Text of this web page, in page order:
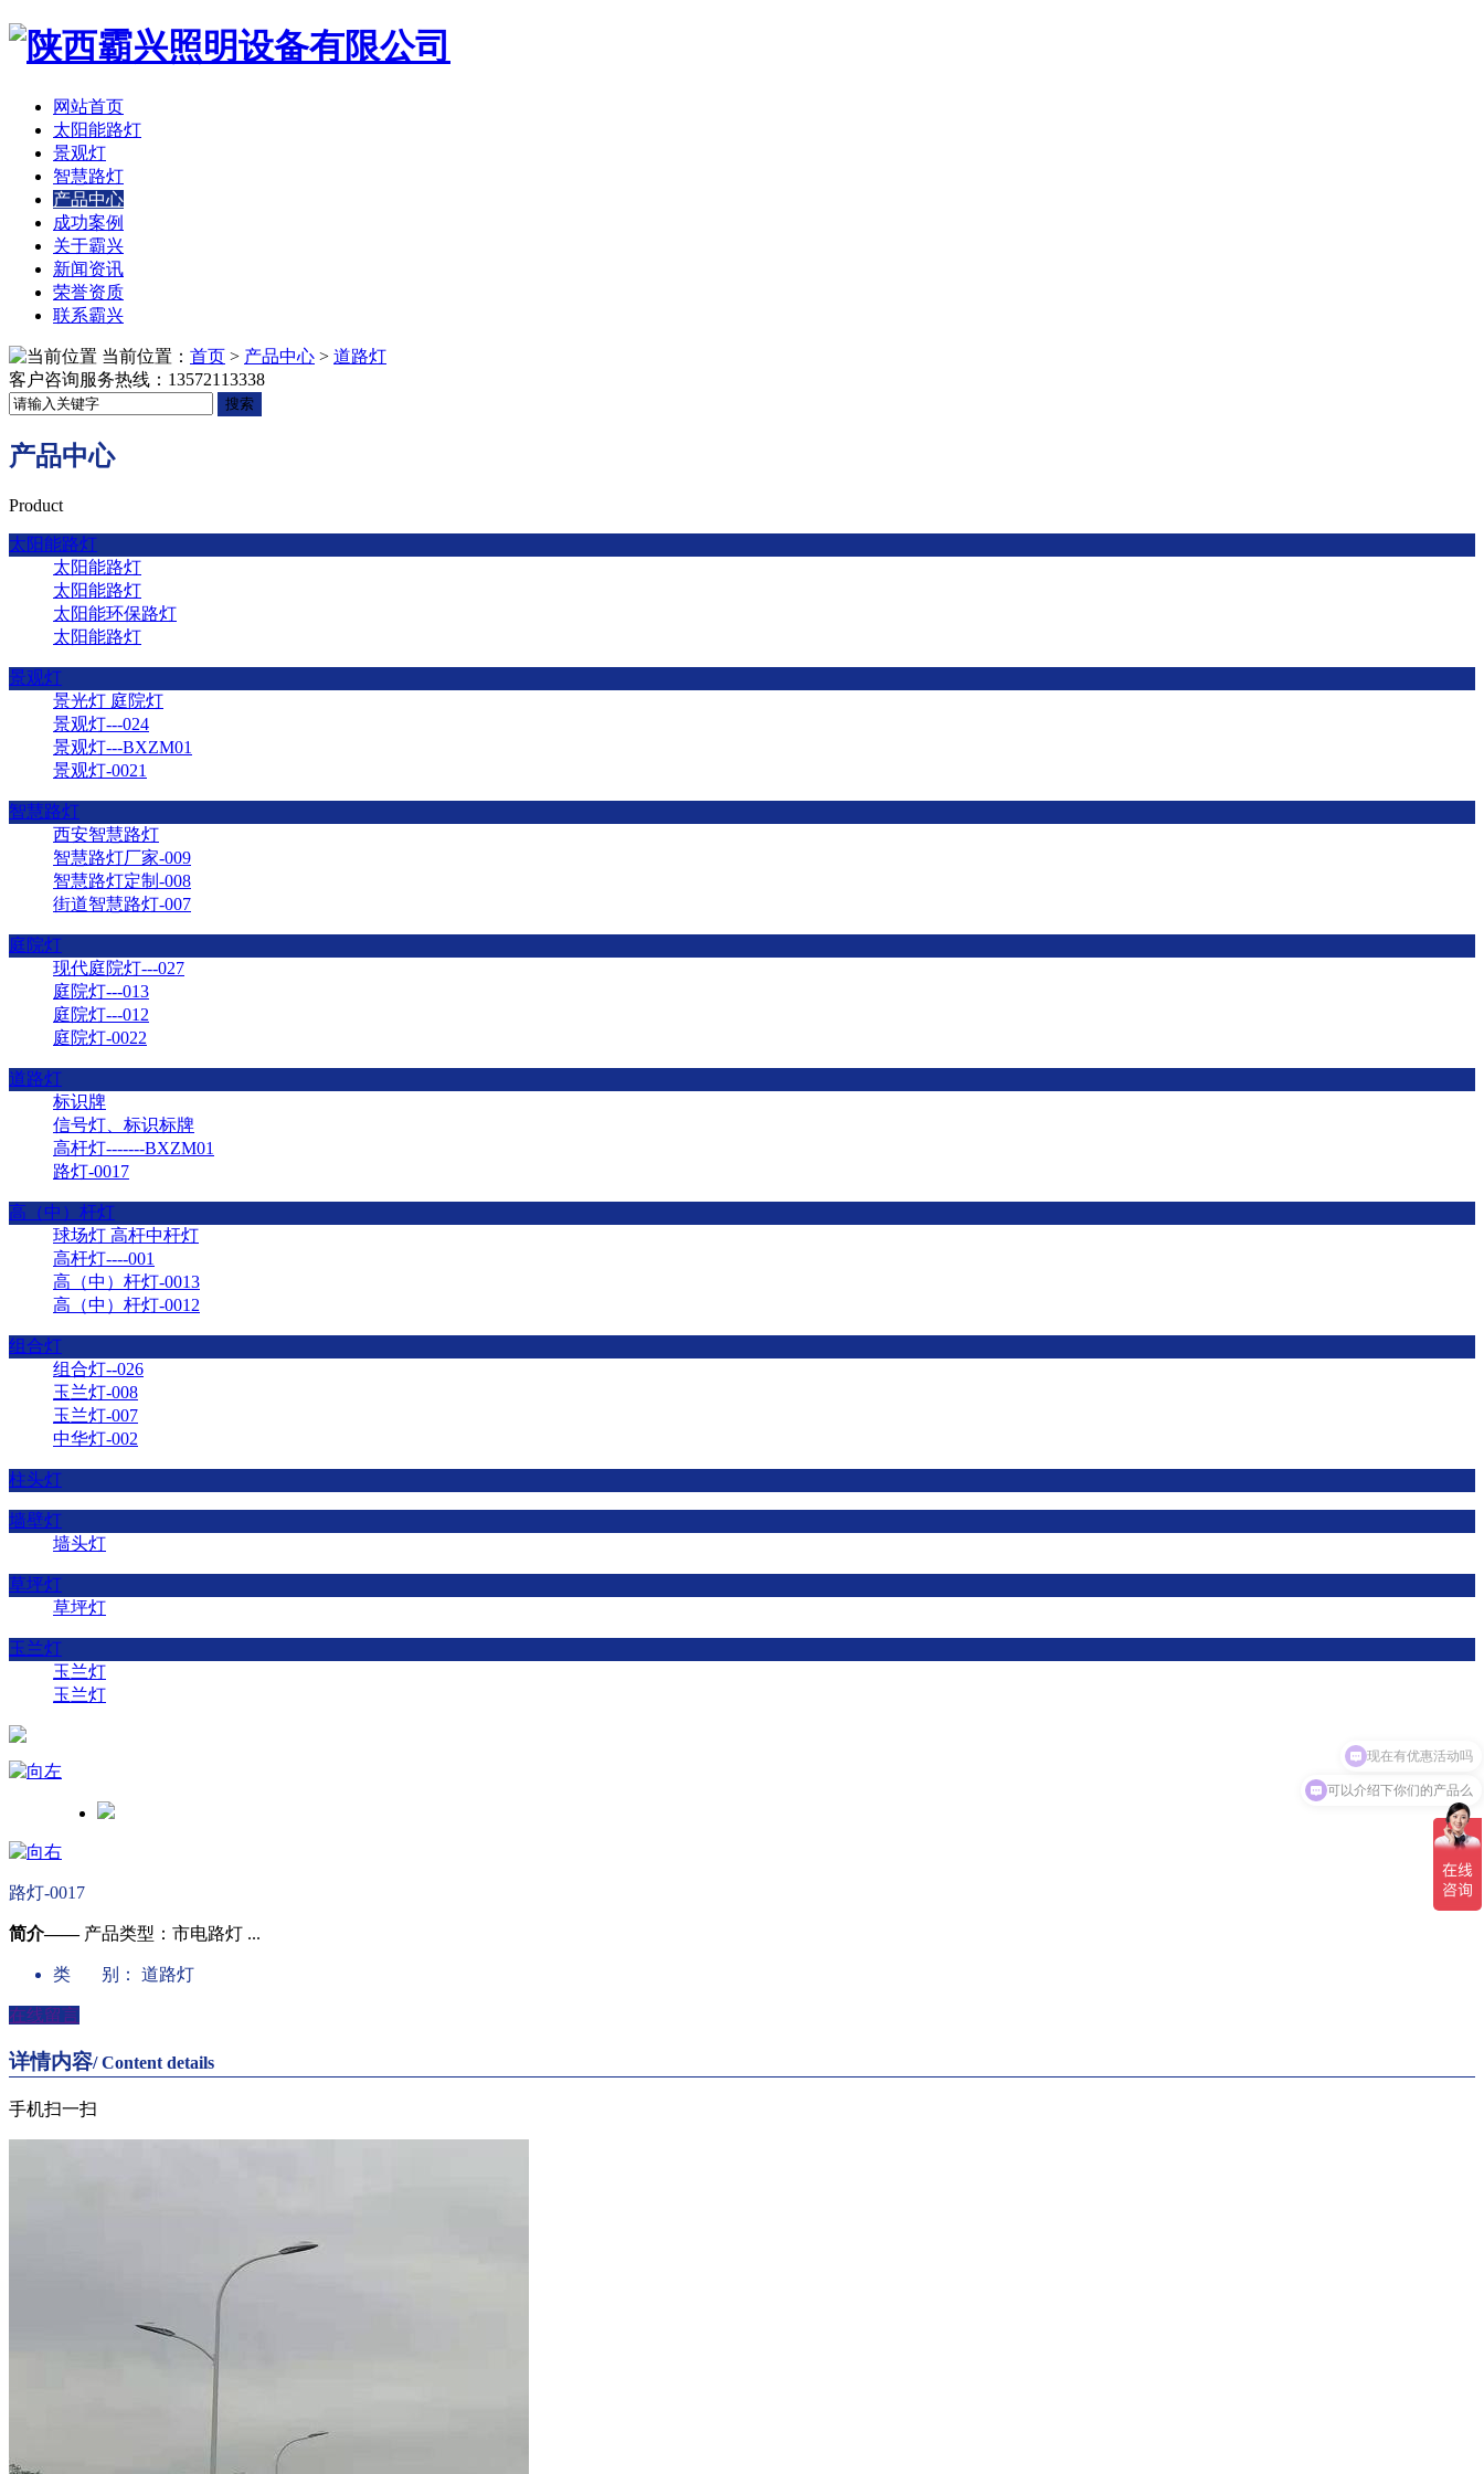
网站首页
太阳能路灯
景观灯
智慧路灯
产品中心
成功案例
关于霸兴
新闻资讯
荣誉资质
联系霸兴
当前位置： 首页 > 产品中心 > 道路灯
客户咨询服务热线： 13572113338
搜索
产品中心
Product
太阳能路灯
太阳能路灯
太阳能路灯
太阳能环保路灯
太阳能路灯
景观灯
景光灯 庭院灯
景观灯---024
景观灯---BXZM01
景观灯-0021
智慧路灯
西安智慧路灯
智慧路灯厂家-009
智慧路灯定制-008
街道智慧路灯-007
庭院灯
现代庭院灯---027
庭院灯---013
庭院灯---012
庭院灯-0022
道路灯
标识牌
信号灯、标识标牌
​高杆灯-------BXZM01
路灯-0017
高（中）杆灯
球场灯 高杆中杆灯
高杆灯----001
高（中）杆灯-0013
高（中）杆灯-0012
组合灯
组合灯--026
玉兰灯-008
玉兰灯-007
中华灯-002
柱头灯
墙壁灯
墙头灯
草坪灯
草坪灯
玉兰灯
玉兰灯
玉兰灯
路灯-0017
简介——产品类型：市电路灯 ...
类 别： 道路灯
在线留言
详情内容/ Content details
手机扫一扫